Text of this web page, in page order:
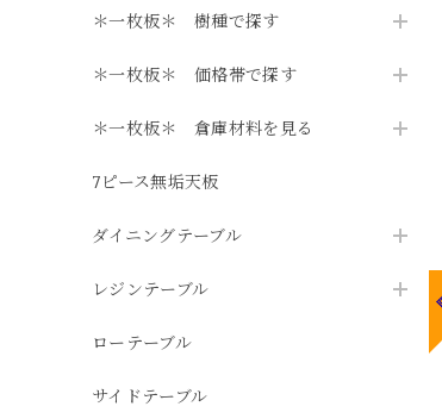
＊一枚板＊ 樹種で探す
＊一枚板＊ 価格帯で探す
＊一枚板＊ 倉庫材料を見る
7ピース無垢天板
ダイニングテーブル
レジンテーブル
ローテーブル
サイドテーブル